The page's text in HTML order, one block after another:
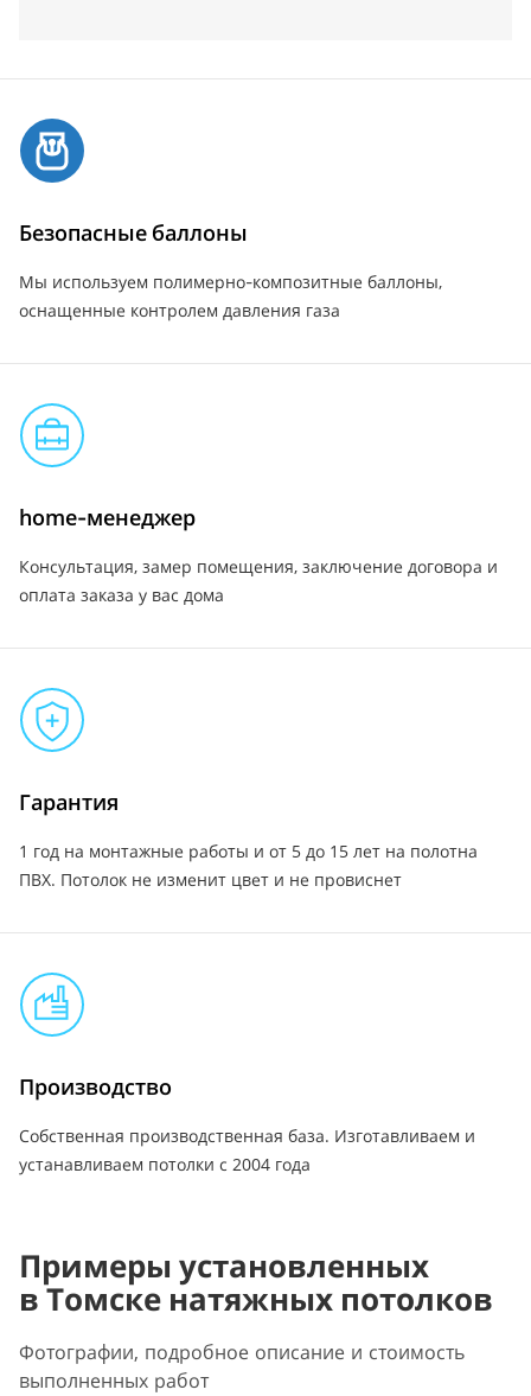
Безопасные баллоны
Мы используем полимерно-композитные баллоны,
оснащенные контролем давления газа
home-менеджер
Консультация, замер помещения, заключение договора и
оплата заказа у вас дома
Гарантия
1 год на монтажные работы и от 5 до 15 лет на полотна
ПВХ. Потолок не изменит цвет и не провиснет
Производство
Собственная производственная база. Изготавливаем и
устанавливаем потолки с 2004 года
Примеры установленных
в Томске натяжных потолков
Фотографии, подробное описание и стоимость
выполненных работ